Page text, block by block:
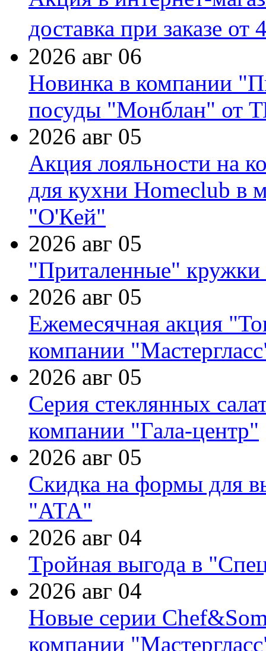
доставка при заказе от
2026 авг 06
Новинка в компании
посуды "Монблан" от
2026 авг 05
Акция лояльности на
для кухни Homeclub в
"О'Кей"
2026 авг 05
"Приталенные" кружки
2026 авг 05
Ежемесячная акция
компании
2026 авг 05
Серия стеклянных
компании "Гала-центр"
2026 авг 05
Скидка на формы для
"АТА"
2026 авг 04
Тройная выгода в
2026 авг 04
Новые серии
компании